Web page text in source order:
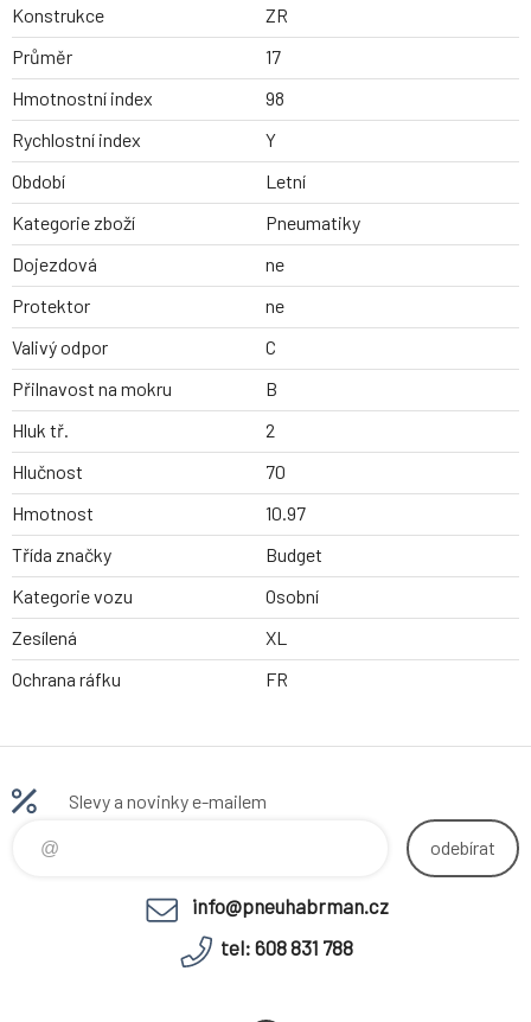
Konstrukce
ZR
Průměr
17
Hmotnostní index
98
Rychlostní index
Y
Období
Letní
Kategorie zboží
Pneumatiky
Dojezdová
ne
Protektor
ne
Valivý odpor
C
Přilnavost na mokru
B
Hluk tř.
2
Hlučnost
70
Hmotnost
10.97
Třída značky
Budget
Kategorie vozu
Osobní
Zesílená
XL
Ochrana ráfku
FR
Slevy a novinky e-mailem
odebírat
info@pneuhabrman.cz
tel: 608 831 788